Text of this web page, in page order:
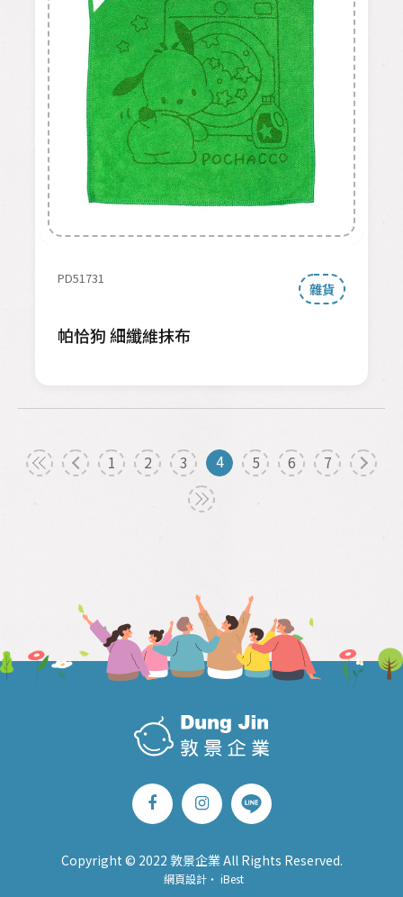
PD51731
雜貨
帕恰狗 細纖維抹布
1 2 3 4 5 6 7
Copyright © 2022 敦景企業 All Rights Reserved.
網頁設計‧ iBest